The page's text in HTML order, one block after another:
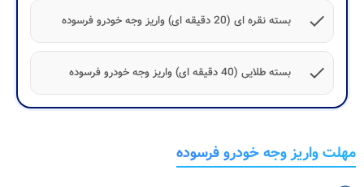
check بسته نقره ای (20 دقیقه ای) واریز وجه خودرو فرسوده
check بسته طلایی (40 دقیقه ای) واریز وجه خودرو فرسوده
مهلت واریز وجه خودرو فرسوده